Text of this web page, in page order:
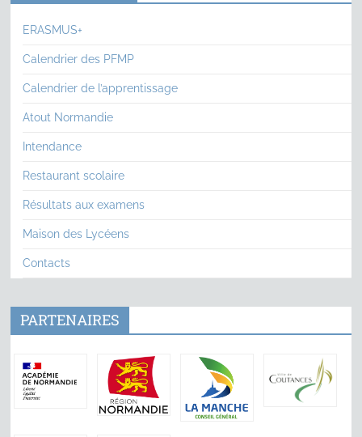
ERASMUS+
Calendrier des PFMP
Calendrier de l’apprentissage
Atout Normandie
Intendance
Restaurant scolaire
Résultats aux examens
Maison des Lycéens
Contacts
PARTENAIRES